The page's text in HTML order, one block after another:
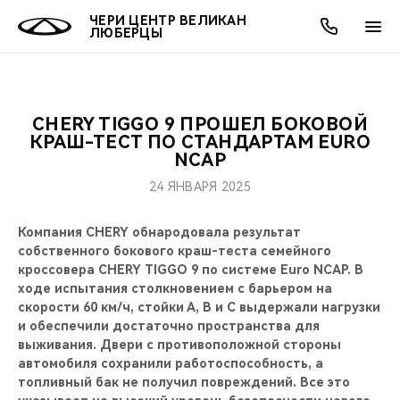
ЧЕРИ ЦЕНТР ВЕЛИКАН
ЛЮБЕРЦЫ
МОДЕЛИ
КРОССОВЕРЫ
СЕДАНЫ
НОВИНКИ
ПОКУПАТЕЛЯМ
ВЛАДЕЛЬЦАМ
ПОДДЕРЖКА
CHERY CONNECT
МИР CHERY
CHERY В СОЦСЕТЯХ
ЛЮДИ CHERY
БЛАГОТВОРИТЕЛЬНОСТЬ
АКЦИИ
ОНЛАЙН СЕРВИСЫ
О КОМПАНИИ
CHERY TIGGO 9 ПРОШЕЛ БОКОВОЙ
КРАШ-ТЕСТ ПО СТАНДАРТАМ EURO
NCAP
24 ЯНВАРЯ 2025
Компания CHERY обнародовала результат
собственного бокового краш-теста семейного
кроссовера CHERY TIGGO 9 по системе Euro NCAP. В
ходе испытания столкновением с барьером на
скорости 60 км/ч, стойки А, B и C выдержали нагрузки
и обеспечили достаточно пространства для
выживания. Двери с противоположной стороны
автомобиля сохранили работоспособность, а
топливный бак не получил повреждений. Все это